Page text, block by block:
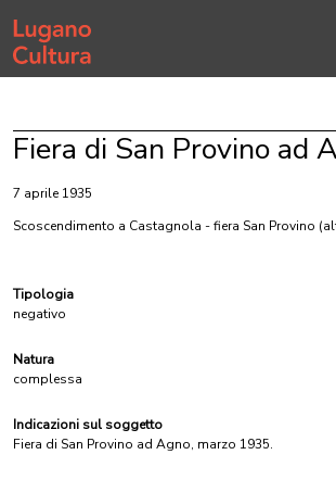
Home page
Fiera di San Provino ad
7 aprile 1935
Scoscendimento a Castagnola - fiera San Provino
Tipologia
negativo
Natura
complessa
Indicazioni sul soggetto
Fiera di San Provino ad Agno, marzo 1935.